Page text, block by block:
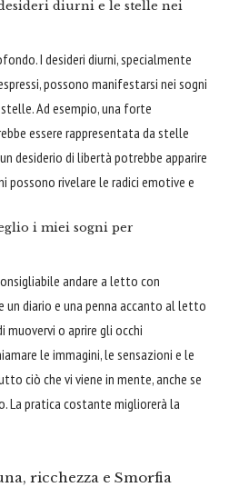
diurni e le stelle nei
I desideri diurni, specialmente
possono manifestarsi nei sogni
Ad esempio, una forte
essere rappresentata da stelle
desiderio di libertà potrebbe apparire
possono rivelare le radici emotive e
i miei sogni per
andare a letto con
un diario e una penna accanto al letto
muovervi o aprire gli occhi
le immagini, le sensazioni e le
ciò che vi viene in mente, anche se
La pratica costante migliorerà la
ricchezza e Smorfia